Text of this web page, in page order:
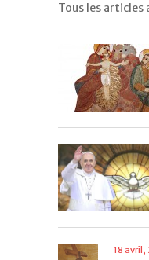
Tous les
18 avril,